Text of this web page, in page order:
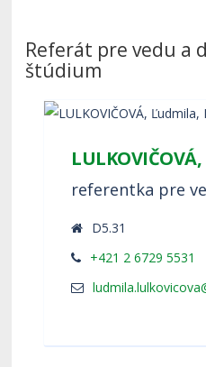
Referát pre vedu a
štúdium
referentka pre
D5.31
+421 2 6729 5531